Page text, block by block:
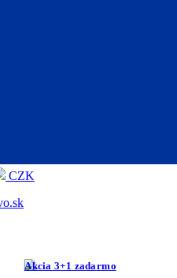
CZK
Akcia 3+1 zadarmo